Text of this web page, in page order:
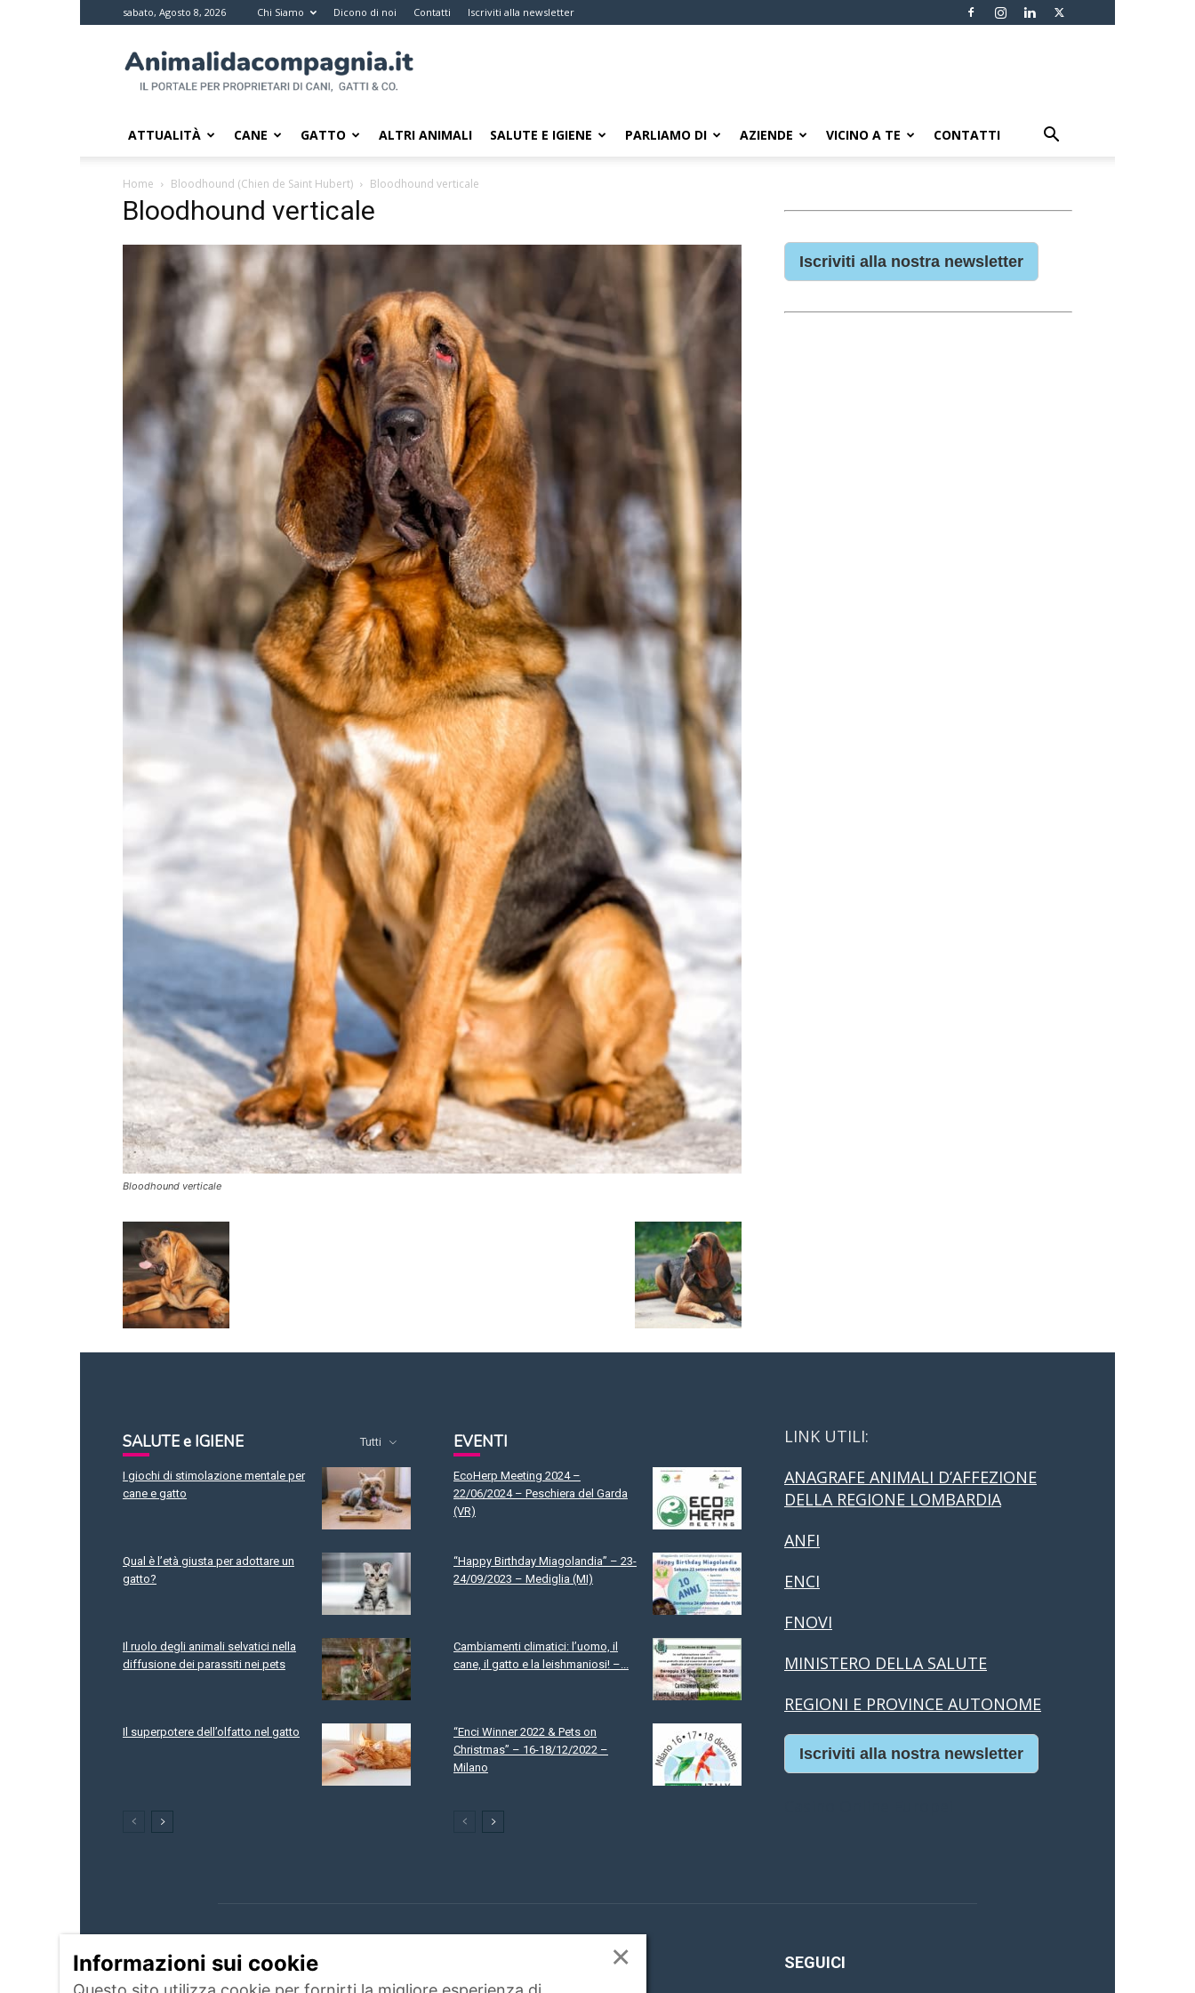
sabato, Agosto 8, 2026 Chi Siamo Dicono di noi Contatti Iscriviti alla newsletter
da
compagnia
Il
proprietari
di
pet
ATTUALITÀ CANE GATTO ALTRI ANIMALI SALUTE E IGIENE PARLIAMO DI AZIENDE VICINO A TE CONTATTI
Home Bloodhound (Chien de Saint Hubert) Bloodhound verticale
Bloodhound verticale
Bloodhound verticale
Iscriviti alla nostra newsletter
SALUTE e IGIENE Tutti
I giochi di stimolazione mentale per
cane e gatto
Qual è l’età giusta per adottare un
gatto?
Il ruolo degli animali selvatici nella
diffusione dei parassiti nei pets
Il superpotere dell’olfatto nel gatto
EVENTI
EcoHerp Meeting 2024 –
22/06/2024 – Peschiera del Garda
(VR)
“Happy Birthday Miagolandia” – 23-
24/09/2023 – Mediglia (MI)
Cambiamenti climatici: l’uomo, il
cane, il gatto e la leishmaniosi! –...
“Enci Winner 2022 & Pets on
Christmas” – 16-18/12/2022 –
Milano
LINK UTILI:
ANAGRAFE ANIMALI D’AFFEZIONE
DELLA REGIONE LOMBARDIA
ANFI
ENCI
FNOVI
MINISTERO DELLA SALUTE
REGIONI E PROVINCE AUTONOME
Iscriviti alla nostra newsletter
SEGUICI
Informazioni sui cookie ×